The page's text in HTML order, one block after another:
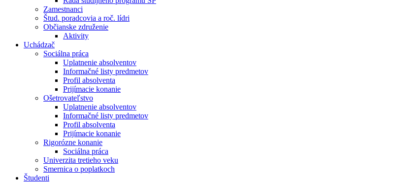
Zamestnanci
Štud. poradcovia a roč. lídri
Občianske združenie
Aktivity
Uchádzač
Sociálna práca
Uplatnenie absolventov
Informačné listy predmetov
Profil absolventa
Prijímacie konanie
Ošetrovateľstvo
Uplatnenie absolventov
Informačné listy predmetov
Profil absolventa
Prijímacie konanie
Rigorózne konanie
Sociálna práca
Univerzita tretieho veku
Smernica o poplatkoch
Študenti